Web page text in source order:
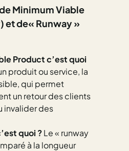
Minimum Viable
et de« Runway »
Product c’est quoi
produit ou service, la
qui permet
un retour des clients
invalider des
quoi ?Le « runway
à la longueur